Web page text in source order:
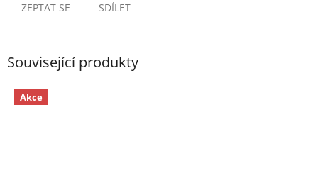
ZEPTAT SE SDÍLET
Související produkty
Akce